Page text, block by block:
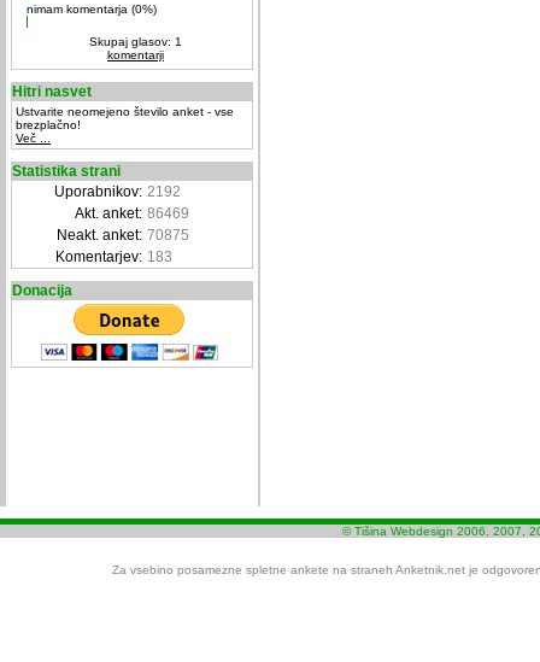
nimam komentarja (0%)
Skupaj glasov: 1
komentarji
Hitri nasvet
Ustvarite neomejeno število anket - vse
brezplačno!
Več ...
Statistika strani
Uporabnikov: 2192
Akt. anket: 86469
Neakt. anket: 70875
Komentarjev: 183
Donacija
© Tišina Webdesign 2006, 2007,
Za vsebino posamezne spletne ankete na straneh Anketnik.net je